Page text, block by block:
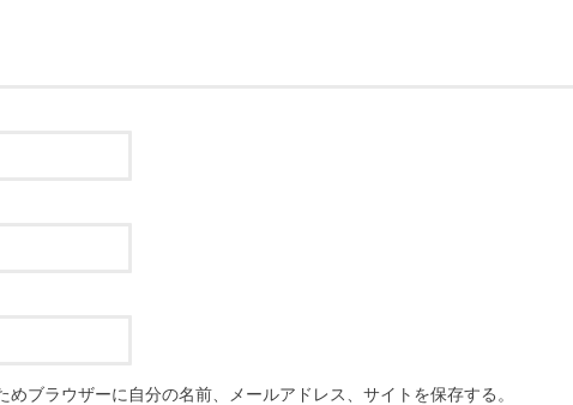
めブラウザーに自分の名前、メールアドレス、サイトを保存する。